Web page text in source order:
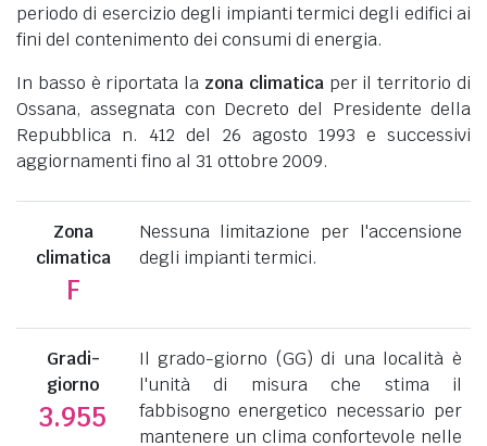
periodo di esercizio degli impianti termici degli edifici ai
fini del contenimento dei consumi di energia.
In basso è riportata la zona climaticaper il territorio di
Ossana, assegnata con Decreto del Presidente della
Repubblica n. 412 del 26 agosto 1993 e successivi
aggiornamenti fino al 31 ottobre 2009.
Zona
climatica
F
Nessuna limitazione per l'accensione
degli impianti termici.
Gradi-
giorno
3.955
Il grado-giorno (GG) di una località è
l'unità di misura che stima il
fabbisogno energetico necessario per
mantenere un clima confortevole nelle